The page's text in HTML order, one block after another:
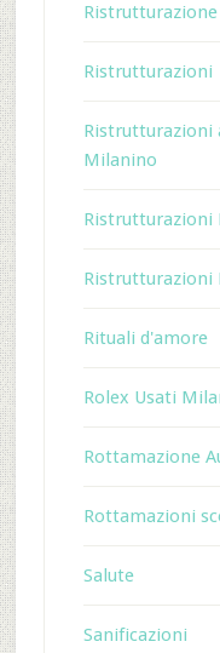
Ristrutturazioni
Ristrutturazioni
Milanino
Ristrutturazioni
Ristrutturazioni
Rituali d'amore
Rolex Usati
Rottamazione
Rottamazioni
Salute
Sanificazioni